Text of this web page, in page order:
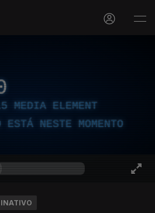
MEDIA ELEMENT
ESTÁ NESTE MOMENTO